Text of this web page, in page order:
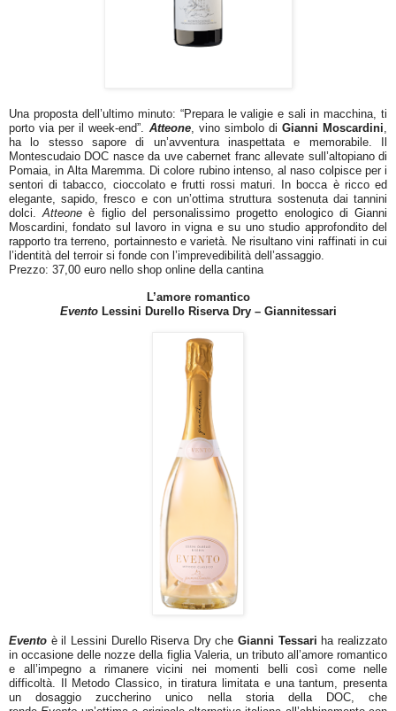
Una proposta dell’ultimo minuto: “Prepara le valigie e sali in macchina, ti
porto via per il week-end”. Atteone, vino simbolo di Gianni Moscardini
ha lo stesso sapore di un’avventura inaspettata e memorabile. Il
Montescudaio DOC nasce da uve cabernet franc allevate sull’altopiano di
Pomaia, in Alta Maremma. Di colore rubino intenso, al naso colpisce per i
sentori di tabacco, cioccolato e frutti rossi maturi. In bocca è ricco ed
elegante, sapido, fresco e con un’ottima struttura sostenuta dai tannini
dolci.Atteone è figlio del personalissimo progetto enologico di Gianni
Moscardini, fondato sul lavoro in vigna e su uno studio approfondito del
rapporto tra terreno, portainnesto e varietà. Ne risultano vini raffinati in cui
l’identità del terroir si fonde con l’imprevedibilità dell’assaggio.
Prezzo: 37,00 euro nello shop online della cantina
L’amore romantico
EventoLessini Durello Riserva Dry – Giannitessari
Evento è il Lessini Durello Riserva Dry cheGianni Tessari ha realizzato
in occasione delle nozze della figlia Valeria, un tributo all’amore romantico
e all’impegno a rimanere vicini nei momenti belli così come nelle
difficoltà. Il Metodo Classico, in tiratura limitata e una tantum, presenta
un dosaggio zuccherino unico nella storia della DOC, che